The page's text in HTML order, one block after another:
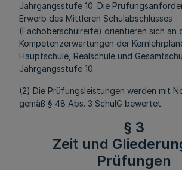
Jahrgangsstufe 10. Die
Erwerb des Mittleren Schulabschlusses
(Fachoberschulreife) orientieren sich an
Kompetenzerwartungen der
Hauptschule, Realschule und
Jahrgangsstufe 10.
(2) Die Prüfungsleistungen werden mit
gemäß § 48 Abs. 3 SchulG bewertet.
§ 3
Zeit und
Prüfungen